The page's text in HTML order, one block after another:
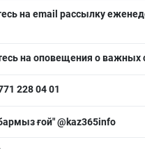
на email рассылку
на оповещения о важных
228 04 01
ғой" @kaz365info